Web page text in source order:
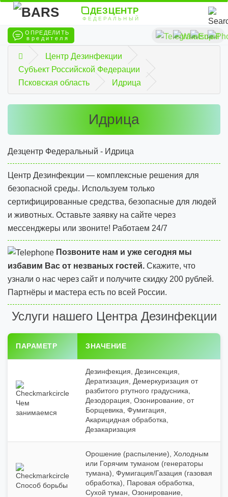
ДЕЗЦЕНТР
ФЕДЕРАЛЬНЫЙ
ОПРЕДЕЛИТЬ
вредителя
Центр Дезинфекции
Субъект Российской Федерации
Псковская область
Идрица
Идрица
Дезцентр Федеральный - Идрица
Центр Дезинфекции — комплексные решения для
безопасной среды. Используем только
сертифицированные средства, безопасные для людей
и животных. Оставьте заявку на сайте через
мессенджеры или звоните! Работаем 24/7
Позвоните нам и уже сегодня мы
избавим Вас от незваных гостей. Скажите, что
узнали о нас через сайт и получите скидку 200 рублей.
Партнёры и мастера есть по всей России.
Услуги нашего Центра Дезинфекции
ПАРАМЕТР ЗНАЧЕНИЕ
Чем
занимаемся
Дезинфекция, Дезинсекция,
Дератизация, Демеркуризация от
разбитого ртутного градусника,
Дезодорация, Озонирование, от
Борщевика, Фумигация,
Акарицидная обработка,
Дезакаризация
Способ борьбы
Орошение (распыление), Холодным
или Горячим туманом (генераторы
тумана), Фумигация/Газация (газовая
обработка), Паровая обработка,
Сухой туман, Озонирование,